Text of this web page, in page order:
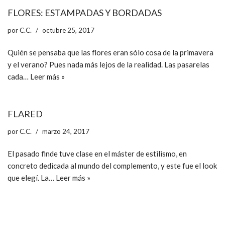
FLORES: ESTAMPADAS Y BORDADAS
porC.C. octubre 25, 2017
Quién se pensaba que las flores eran sólo cosa de la primavera
y el verano? Pues nada más lejos de la realidad. Las pasarelas
cada… Leer más »
FLARED
porC.C. marzo 24, 2017
El pasado finde tuve clase en el máster de estilismo, en
concreto dedicada al mundo del complemento, y este fue el look
que elegí. La… Leer más »